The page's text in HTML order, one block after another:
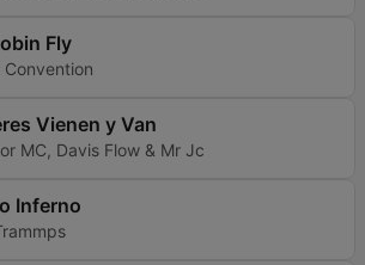
Fly
Convention
Vienen y Van
MC, Davis Flow & Mr Jc
Inferno